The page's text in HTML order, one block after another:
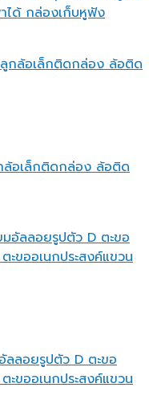
ได้ กล่องเก็บหูฟัง
ล้อเล็กติดกล่อง ล้อติด
ลอยรูปตัว D ตะขอ
ขออเนกประสงค์แขวน